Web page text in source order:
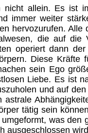
nicht allein. Es ist
immer weiter
hervozurufen. Alle
die auf die
operiert dann
Diese Kräfte
sein Ego
Liebe. Es ist
und auf
tätig sein
was den
ausgeschlossen